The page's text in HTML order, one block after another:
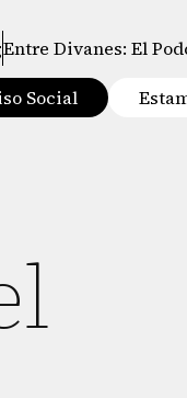
Entre Divanes: El
Social